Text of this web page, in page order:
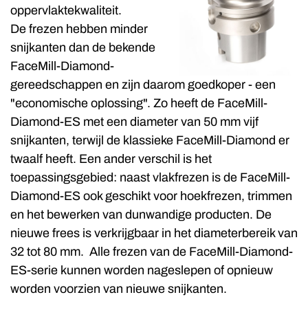
oppervlaktekwaliteit.
De frezen hebben minder
snijkanten dan de bekende
FaceMill-Diamond-
gereedschappen en zijn daarom goedkoper - een
"economische oplossing". Zo heeft de FaceMill-
Diamond-ES met een diameter van 50 mm vijf
snijkanten, terwijl de klassieke FaceMill-Diamond er
twaalf heeft. Een ander verschil is het
toepassingsgebied: naast vlakfrezen is de FaceMill-
Diamond-ES ook geschikt voor hoekfrezen, trimmen
en het bewerken van dunwandige producten. De
nieuwe frees is verkrijgbaar in het diameterbereik van
32 tot 80 mm. Alle frezen van de FaceMill-Diamond-
ES-serie kunnen worden nageslepen of opnieuw
worden voorzien van nieuwe snijkanten.